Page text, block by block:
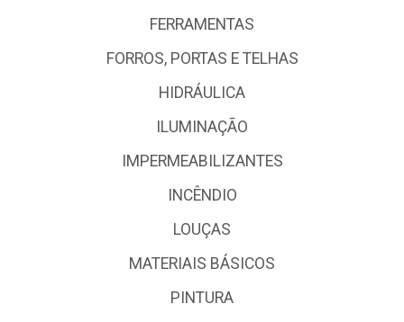
FERRAMENTAS
FORROS, PORTAS E TELHAS
HIDRÁULICA
ILUMINAÇÃO
IMPERMEABILIZANTES
INCÊNDIO
LOUÇAS
MATERIAIS BÁSICOS
PINTURA